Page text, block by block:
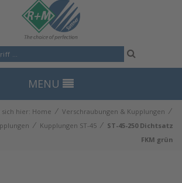
MENU
sich hier: Home ⁄ Verschraubungen & Kupplungen ⁄
⁄ Kupplungen ST-45 ⁄ ST-45-250 Dichtsatz
FKM grün